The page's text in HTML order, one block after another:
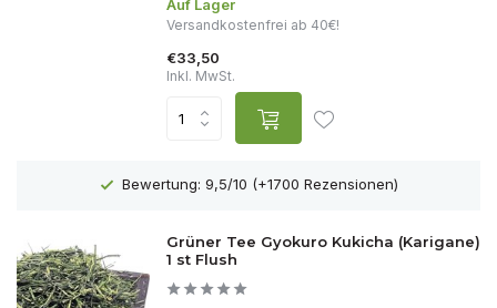
Auf Lager
Versandkostenfrei ab 40€!
€33,50
Inkl. MwSt.
Kostenloser Versand ab 40 €
Grüner Tee Gyokuro Kukicha (Karigane)
1 st Flush